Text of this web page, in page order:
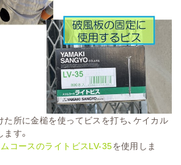
所に金槌を使ってビスを打ち、ケイカル
す。
コースのライトビスLV-35を使用しま